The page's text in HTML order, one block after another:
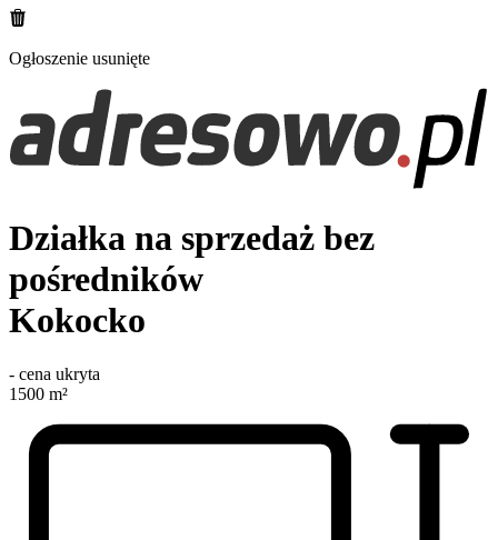
Ogłoszenie usunięte
Działka na sprzedaż bez
pośredników
Kokocko
- cena ukryta
1500 m²